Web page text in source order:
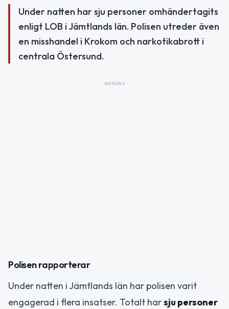
Under natten har sju personer omhändertagits
enligt LOB i Jämtlands län. Polisen utreder även
en misshandel i Krokom och narkotikabrott i
centrala Östersund.
ANNONS
Polisen rapporterar
Under natten i Jämtlands län har polisen varit
engagerad i flera insatser. Totalt harsju personer